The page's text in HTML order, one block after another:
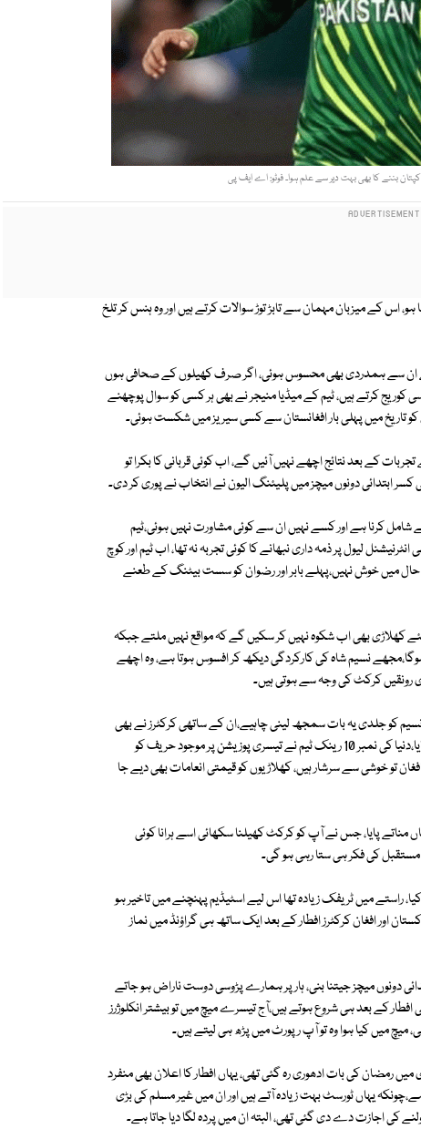
بننے کا بھی بہت دیر سے علم ہوا۔ فوٹو: اے ایف پی
کے میزبان مہمان سے تابڑ توڑ سوالات کرتے ہیں اور وہ ہنس کر تلخ
ان سے ہمدردی بھی محسوس ہوئی، اگر صرف کھیلوں کے صحافی ہوں
کوریج کرتے ہیں، ٹیم کے میڈیا منیجر نے بھی ہر کسی کو سوال پوچھنے
کو تاریخ میں پہلی بار افغانستان سے کسی سیریز میں شکست ہوئی۔
کے بعد نتائج اچھے نہیں آئیں گے، اب کوئی قربانی کا بکرا تو
ابتدائی دونوں میچز میں پلیئنگ الیون نے انتخاب نے پوری کر دی۔
شامل کرنا ہے اور کسے نہیں ان سے کوئی مشاورت نہیں ہوئی،ٹیم
لیول پر ذمہ داری نبھانے کا کوئی تجربہ نہ تھا، اب ٹیم اور کوچ
میں خوش نہیں،پہلے بابر اور رضوان کو سست بیٹنگ کے طعنے
کھلاڑی بھی اب شکوہ نہیں کر سکیں گے کہ مواقع نہیں ملتے جبکہ
نسیم شاہ کی کارکردگی دیکھ کر افسوس ہوتا ہے، وہ اچھے
رونقیں کرکٹ کی وجہ سے ہوتی ہیں۔
کو جلدی یہ بات سمجھ لینی چاہیے،ان کے ساتھی کرکٹرز نے بھی
انداز میں تبدیلی کو محسوس کیا ہے۔ خیر افغانستان نے اس سیریز سے پایا ہی پایا،دنیا کی نمبر 10 رینک ٹیم نے تیسری پوزیشن پر موجود حریف کو
تو خوشی سے سرشار ہیں، کھلاڑیوں کو قیمتی انعامات بھی دیے جا
مناتے پایا، جس نے آپ کو کرکٹ کھیلنا سکھائی اسے ہرانا کوئی
مستقبل کی فکر ہی ستا رہی ہو گی۔
میں ٹریفک زیادہ تھا اس لیے اسٹیڈیم پہنچنے میں تاخیر ہو
اور افغان کرکٹرز افطار کے بعد ایک ساتھ ہی گراؤنڈ میں نماز
دونوں میچز جیتنا بنی، ہار پر ہمارے پڑوسی دوست ناراض ہو جاتے
کے بعد ہی شروع ہوتے ہیں،آج تیسرے میچ میں تو بیشتر انکلوژرز
میچ میں کیا ہوا وہ تو آپ رپورٹ میں پڑھ ہی لیتے ہیں۔
کی بات ادھوری رہ گئی تھی، یہاں افطار کا اعلان بھی منفرد
یہاں ٹورسٹ بہت زیادہ آتے ہیں اور ان میں غیر مسلم کی بڑی
کی اجازت دے دی گئی تھی، البتہ ان میں پردہ لگا دیا جاتا ہے۔